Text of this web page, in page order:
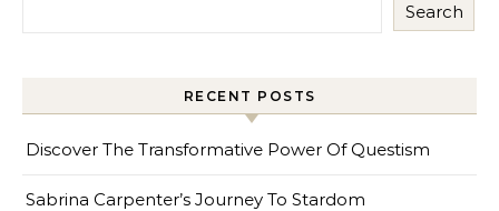
Search
RECENT POSTS
Discover The Transformative Power Of Questism
Sabrina Carpenter’s Journey To Stardom